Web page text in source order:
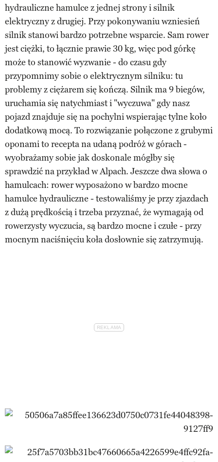
hydrauliczne hamulce z jednej strony i silnik
elektryczny z drugiej. Przy pokonywaniu wzniesień
silnik stanowi bardzo potrzebne wsparcie. Sam rower
jest ciężki, to łącznie prawie 30 kg, więc pod górkę
może to stanowić wyzwanie - do czasu gdy
przypomnimy sobie o elektrycznym silniku: tu
problemy z ciężarem się kończą. Silnik ma 9 biegów,
uruchamia się natychmiast i "wyczuwa" gdy nasz
pojazd znajduje się na pochylni wspierając tylne koło
dodatkową mocą. To rozwiązanie połączone z grubymi
oponami to recepta na udaną podróż w górach -
wyobrażamy sobie jak doskonale mógłby się
sprawdzić na przykład w Alpach. Jeszcze dwa słowa o
hamulcach: rower wyposażono w bardzo mocne
hamulce hydrauliczne - testowaliśmy je przy zjazdach
z dużą prędkością i trzeba przyznać, że wymagają od
rowerzysty wyczucia, są bardzo mocne i czułe - przy
mocnym naciśnięciu koła dosłownie się zatrzymują.